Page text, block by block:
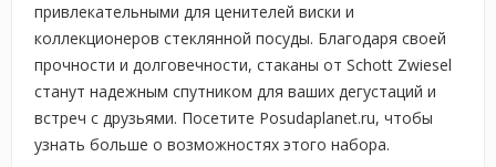
привлекательными для ценителей виски и
коллекционеров стеклянной посуды. Благодаря своей
прочности и долговечности, стаканы от Schott Zwiesel
станут надежным спутником для ваших дегустаций и
встреч с друзьями. Посетите Posudaplanet.ru, чтобы
узнать больше о возможностях этого набора.